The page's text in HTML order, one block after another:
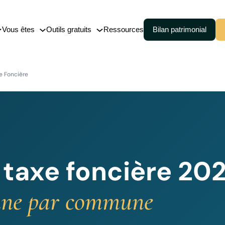
Vous êtes Outils gratuits Ressources Bilan patrimonial
Foncière
foncière
par commune